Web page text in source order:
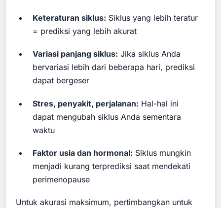
Keteraturan siklus: Siklus yang lebih teratur
= prediksi yang lebih akurat
Variasi panjang siklus: Jika siklus Anda
bervariasi lebih dari beberapa hari, prediksi
dapat bergeser
Stres, penyakit, perjalanan: Hal-hal ini
dapat mengubah siklus Anda sementara
waktu
Faktor usia dan hormonal: Siklus mungkin
menjadi kurang terprediksi saat mendekati
perimenopause
Untuk akurasi maksimum, pertimbangkan untuk